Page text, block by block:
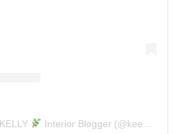
Interior Blogger (@keeelly91)